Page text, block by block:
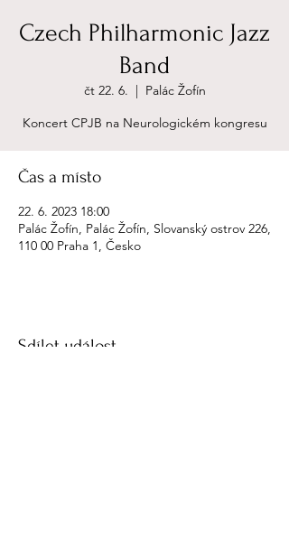
Czech Philharmonic Jazz
Band
čt 22. 6.
  |
Palác Žofín
Čas a místo
22. 6. 2023 18:00
Palác Žofín, Palác Žofín, Slovanský ostrov 226,
110 00 Praha 1, Česko
Sdílet událost